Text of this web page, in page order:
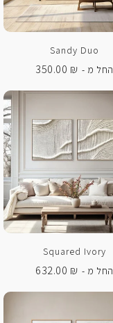
Sandy Duo
החל מ -
350.00 ₪
Squared Ivory
החל מ -
632.00 ₪